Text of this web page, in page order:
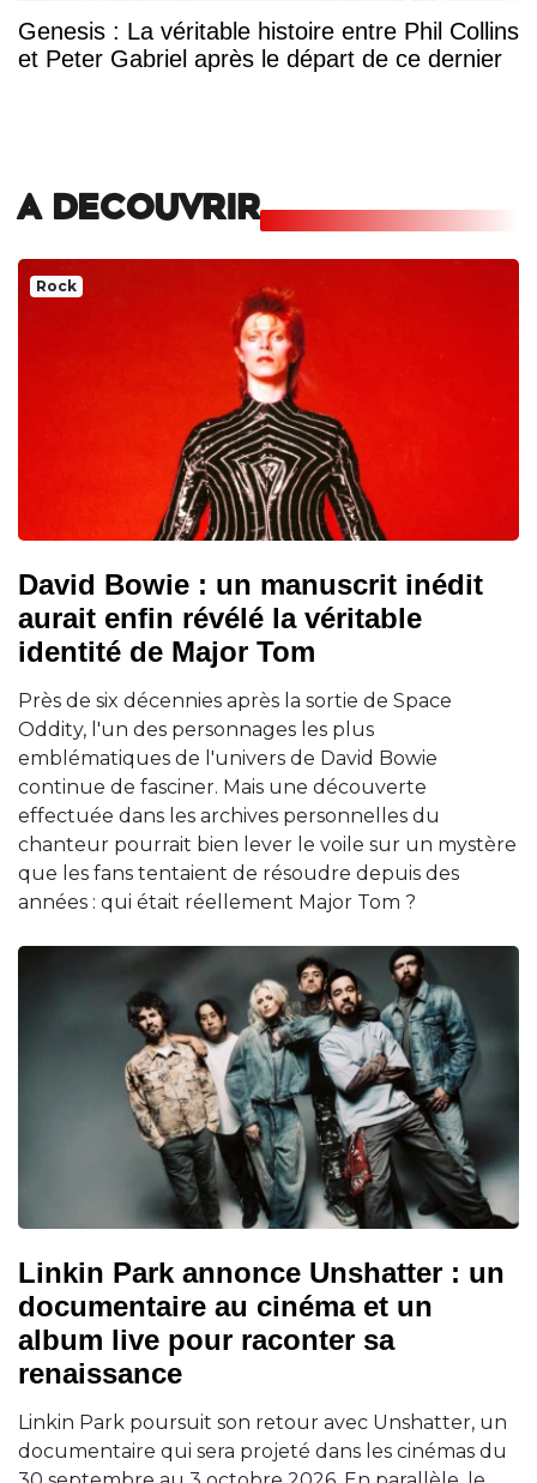
Genesis : La véritable histoire entre Phil Collins
et Peter Gabriel après le départ de ce dernier
A DECOUVRIR
Rock
David Bowie : un manuscrit inédit
aurait enfin révélé la véritable
identité de Major Tom
Près de six décennies après la sortie de Space
Oddity, l'un des personnages les plus
emblématiques de l'univers de David Bowie
continue de fasciner. Mais une découverte
effectuée dans les archives personnelles du
chanteur pourrait bien lever le voile sur un mystère
que les fans tentaient de résoudre depuis des
années : qui était réellement Major Tom ?
Linkin Park annonce Unshatter : un
documentaire au cinéma et un
album live pour raconter sa
renaissance
Linkin Park poursuit son retour avec Unshatter, un
documentaire qui sera projeté dans les cinémas du